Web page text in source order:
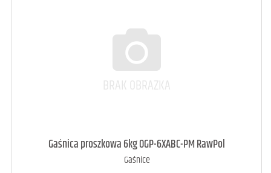
art. może być niedostępny <1
Gaśnica proszkowa 6kg OGP-6XABC-PM RawPol
Gaśnice